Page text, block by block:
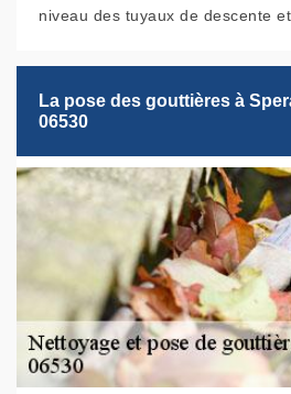
niveau des tuyaux de descente
La pose des gouttières à
06530